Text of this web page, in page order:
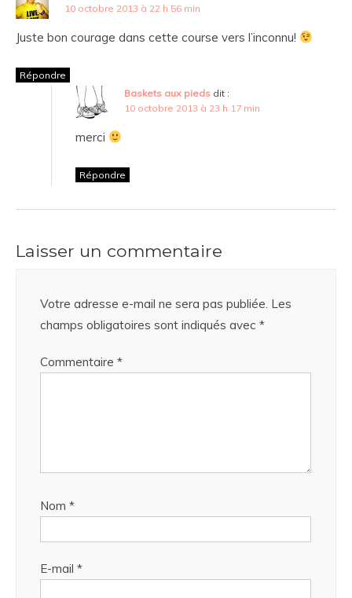
10 octobre 2013 à 22 h 56 min
Juste bon courage dans cette course vers l’inconnu!
Répondre
Baskets aux pieds dit :
10 octobre 2013 à 23 h 17 min
merci
Répondre
Laisser un commentaire
Votre adresse e-mail ne sera pas publiée. Les
champs obligatoires sont indiqués avec *
Commentaire *
Nom *
E-mail *